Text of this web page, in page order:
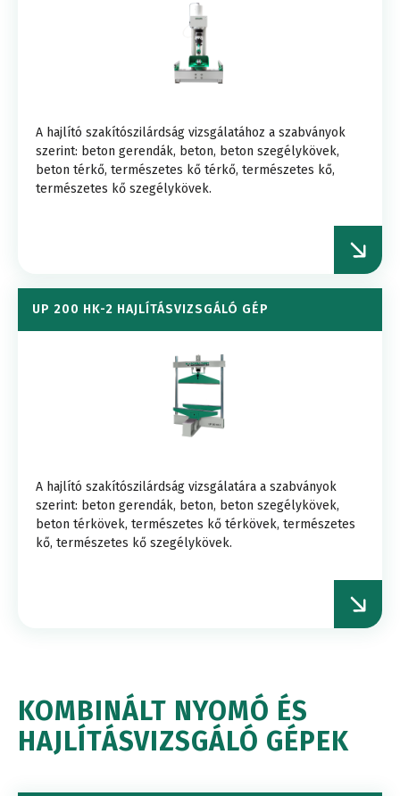
A hajlító szakítószilárdság vizsgálatához a szabványok
szerint: beton gerendák, beton, beton szegélykövek,
beton térkő, természetes kő térkő, természetes kő,
természetes kő szegélykövek.
UP 200 HK-2 HAJLÍTÁSVIZSGÁLÓ GÉP
A hajlító szakítószilárdság vizsgálatára a szabványok
szerint: beton gerendák, beton, beton szegélykövek,
beton térkövek, természetes kő térkövek, természetes
kő, természetes kő szegélykövek.
KOMBINÁLT NYOMÓ ÉS
HAJLÍTÁSVIZSGÁLÓ GÉPEK